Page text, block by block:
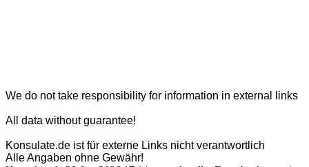
We do not take responsibility for information in external links
All data without guarantee!
Konsulate.de ist für externe Links nicht verantwortlich
Alle Angaben ohne Gewähr!